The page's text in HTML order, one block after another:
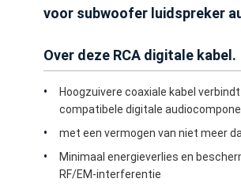
voor subwoofer luidspreker
Over deze RCA digitale kabel.
Hoogzuivere coaxiale kabel verbindt
compatibele digitale
met een vermogen van niet meer
Minimaal energieverlies en
RF/EM-interferentie